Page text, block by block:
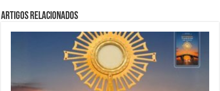
Artigos Relacionados